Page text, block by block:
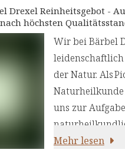
gilt: Sie sollten
werden. Eine
Vitamin-D-
unverzichtbar.
Kinder, die viel
geschlossenen
verbringen,
einer gezielten
Drexel Reinheitsgebot -
höchsten
Wir bei Bärbel
leidenschaftlich
der Natur. Als
Naturheilkunde
uns zur
und unsere
Mehr lesen